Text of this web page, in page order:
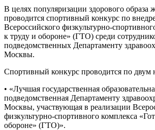
В целях популяризации здорового образа
проводится спортивный конкурс по
Всероссийского физкультурно-
к труду и обороне» (ГТО) среди
подведомственных Департаменту
Москвы.
Спортивный конкурс проводится по двум
• «Лучшая государственная
подведомственная Департаменту
Москвы, участвующая в реализации
физкультурно-спортивного комплекса
обороне» (ГТО)».